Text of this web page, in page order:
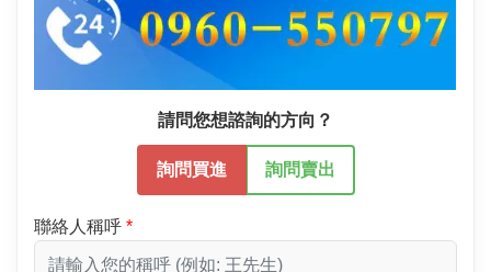
請問您想諮詢的方向？
詢問買進 詢問賣出
聯絡人稱呼